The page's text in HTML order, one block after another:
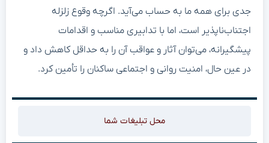
جدی برای همه ما به حساب می‌آید. اگرچه وقوع زلزله
اجتناب‌ناپذیر است، اما با تدابیری مناسب و اقدامات
پیشگیرانه، می‌توان آثار و عواقب آن را به حداقل کاهش داد و
در عین حال، امنیت روانی و اجتماعی ساکنان را تأمین کرد.
محل تبلیغات شما